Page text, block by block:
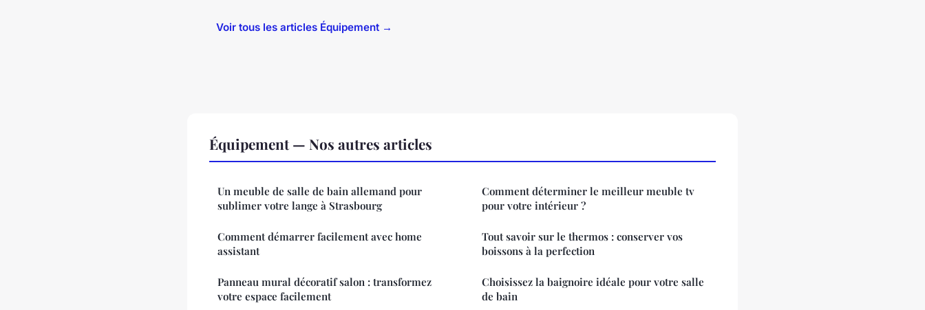
Voir tous les articles Équipement →
Équipement — Nos autres articles
Un meuble de salle de bain allemand pour
sublimer votre lange à Strasbourg
Comment démarrer facilement avec home
assistant
Panneau mural décoratif salon : transformez
votre espace facilement
Comment déterminer le meilleur meuble tv
pour votre intérieur ?
Tout savoir sur le thermos : conserver vos
boissons à la perfection
Choisissez la baignoire idéale pour votre salle
de bain